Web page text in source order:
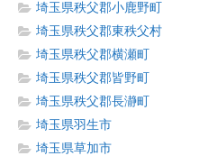
埼玉県秩父郡小鹿野町
埼玉県秩父郡東秩父村
埼玉県秩父郡横瀬町
埼玉県秩父郡皆野町
埼玉県秩父郡長瀞町
埼玉県羽生市
埼玉県草加市